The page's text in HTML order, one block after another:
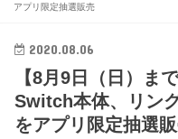
アプリ限定抽選販売
2020.08.06
【8月9日（日）ま
Switch本体、リン
をアプリ限定抽選